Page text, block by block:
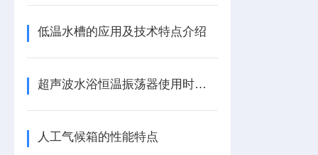
低温水槽的应用及技术特点介绍
超声波水浴恒温振荡器使用时有哪些方面问题要注意？
人工气候箱的性能特点